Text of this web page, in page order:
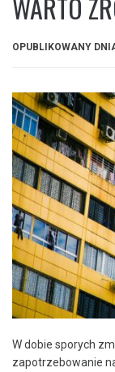
WARTO
OPUBLIKOWANY
W dobie sporych
zapotrzebowanie